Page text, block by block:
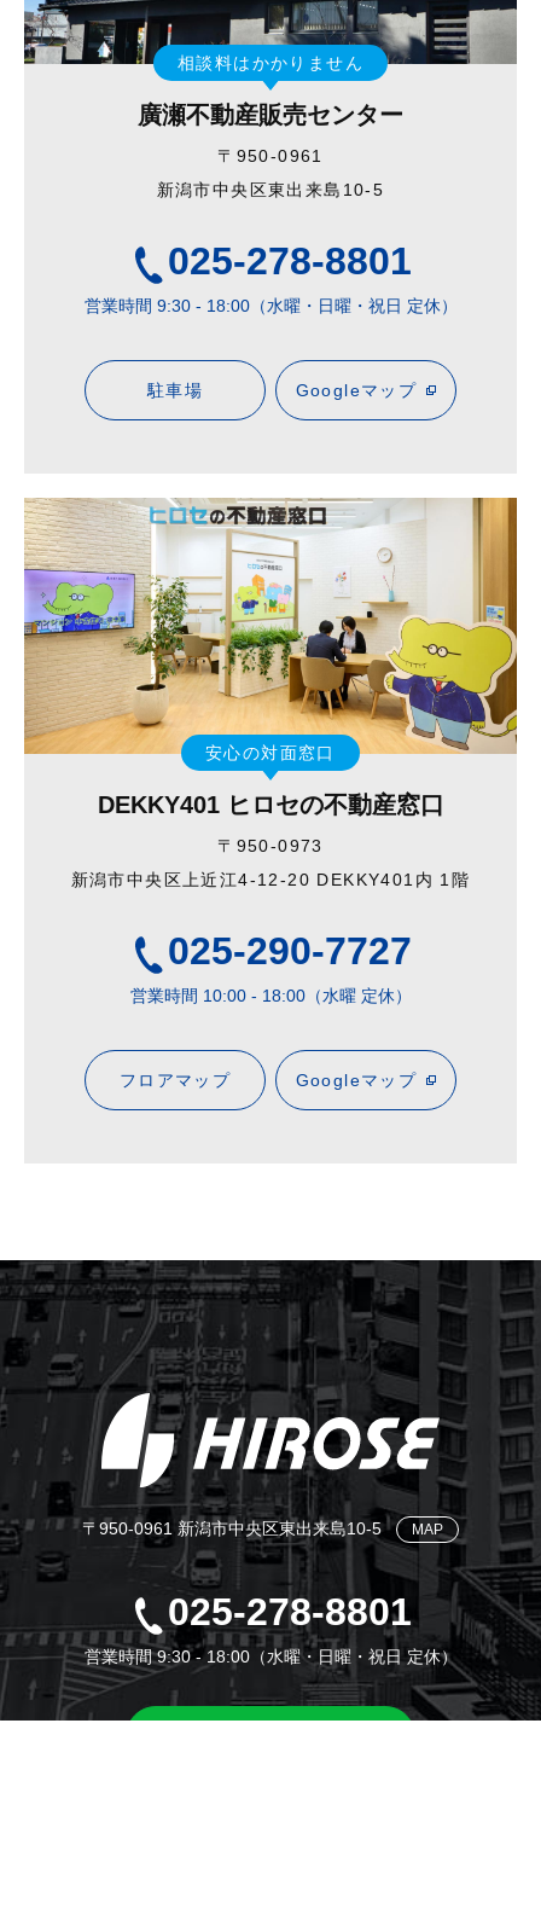
相談料はかかりません
廣瀬不動産販売センター
〒950-0961
新潟市中央区東出来島10-5
025-278-8801
営業時間 9:30 - 18:00（水曜・日曜・祝日 定休）
駐車場 Googleマップ
安心の対面窓口
DEKKY401 ヒロセの不動産窓口
〒950-0973
新潟市中央区上近江4-12-20 DEKKY401内 1階
025-290-7727
営業時間 10:00 - 18:00（水曜 定休）
フロアマップ Googleマップ
〒950-0961 新潟市中央区東出来島10-5 MAP
025-278-8801
営業時間 9:30 - 18:00（水曜・日曜・祝日 定休）